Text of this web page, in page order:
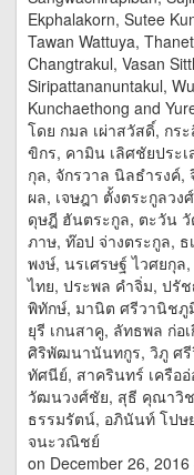
Ekphalakorn, Sutee
Tawan Wattuya,
Changtrakul, Vasan
Siripattananuntakul,
Kunchaethong and
โดย กมล เผ่าสวัสดิ์, กร
ขิกร, คามิน เลิศชัยประ
กุล, จักรวาล นิลธำรง
ผล, เจษฎา ตั้งตระกูลว
ดุษฎี ฮันตระกูล, ตะวัน
ภาษ, ท๊อป จ่างตระกูล,
พงษ์, นรเศรษฐ์ ไวศยกุ
ไทย, ประพล คำจิ่ม, ป
พิทักษ์, มานิต ศรีวานิชภู
ยุรี เกนสาคู, ลัทธพล ก่อ
ศิริพัฒนานันทกูร, วิภู ศ
ทัศนีย์, สาครินทร์ เครือ
วัฒนวงศ์ชัย, สุธี คุณาวิช
ธรรมรัตน์, อภินันท์ โป
จนะวณิชย์
on December 26,